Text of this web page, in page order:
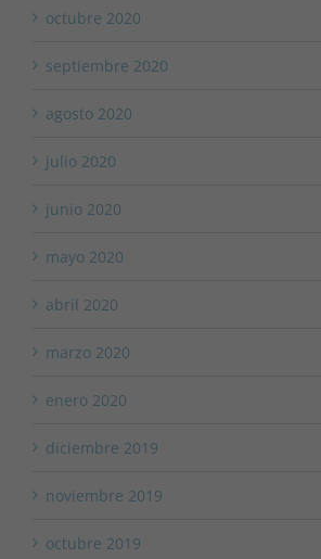
octubre 2020
septiembre 2020
agosto 2020
julio 2020
junio 2020
mayo 2020
abril 2020
marzo 2020
enero 2020
diciembre 2019
noviembre 2019
octubre 2019